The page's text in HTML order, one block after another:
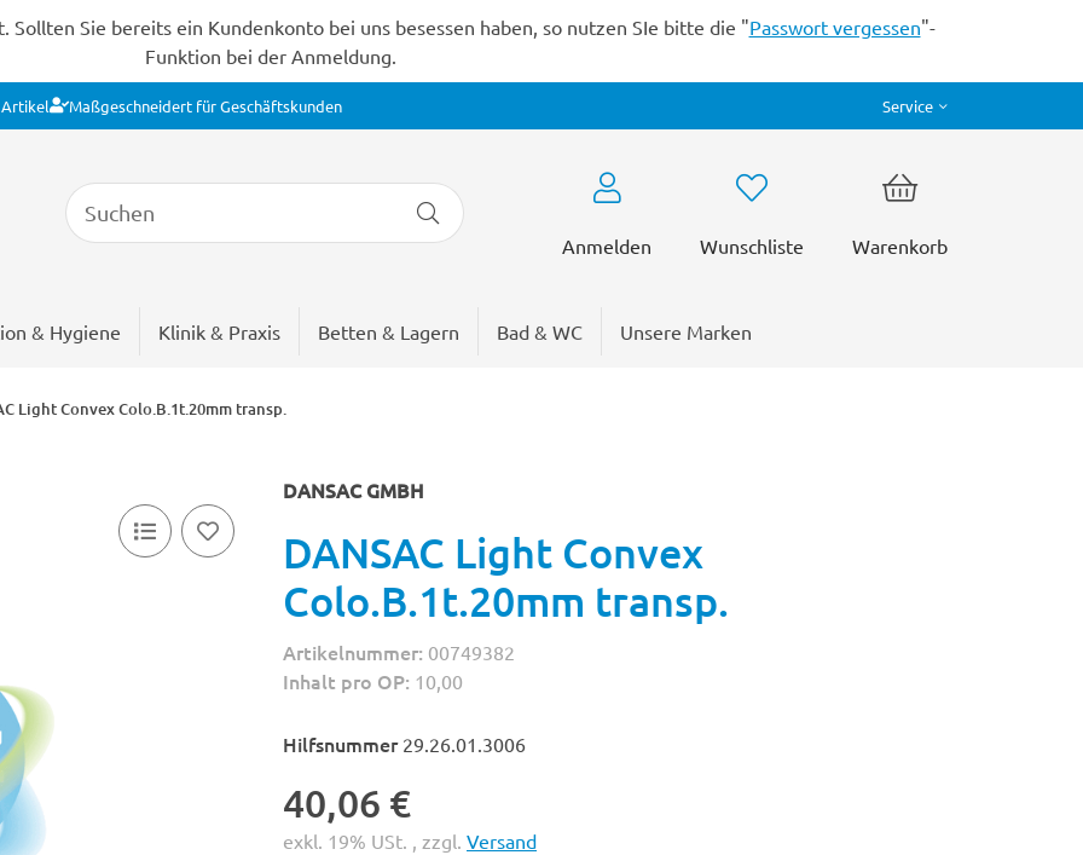
Sie bereits ein Kundenkonto bei uns besessen haben, so nutzen SIe bitte die "Passwort vergessen"-
Funktion bei der Anmeldung.
Artikel Maßgeschneidert für Geschäftskunden Service
Anmelden Wunschliste Warenkorb
& Hygiene Klinik & Praxis Betten & Lagern Bad & WC Unsere Marken
Light Convex Colo.B.1t.20mm transp.
DANSAC GMBH
DANSAC Light Convex
Colo.B.1t.20mm transp.
Artikelnummer: 00749382
Inhalt pro OP: 10,00
Hilfsnummer 29.26.01.3006
40,06 €
exkl. 19% USt. , zzgl. Versand